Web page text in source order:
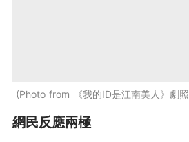
Photo from 《我的ID是江南美人》劇照
網民反應兩極